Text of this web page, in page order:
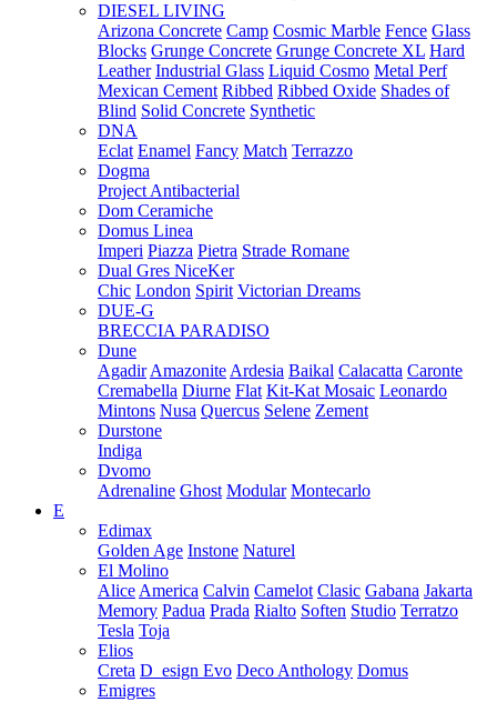
DIESEL LIVING
Arizona Concrete Camp Cosmic Marble Fence Glass
Blocks Grunge Concrete Grunge Concrete XL Hard
Leather Industrial Glass Liquid Cosmo Metal Perf
Mexican Cement Ribbed Ribbed Oxide Shades of
Blind Solid Concrete Synthetic
DNA
Eclat Enamel Fancy Match Terrazzo
Dogma
Project Antibacterial
Dom Ceramiche
Domus Linea
Imperi Piazza Pietra Strade Romane
Dual Gres NiceKer
Chic London Spirit Victorian Dreams
DUE-G
BRECCIA PARADISO
Dune
Agadir Amazonite Ardesia Baikal Calacatta Caronte
Cremabella Diurne Flat Kit-Kat Mosaic Leonardo
Mintons Nusa Quercus Selene Zement
Durstone
Indiga
Dvomo
Adrenaline Ghost Modular Montecarlo
E
Edimax
Golden Age Instone Naturel
El Molino
Alice America Calvin Camelot Clasic Gabana Jakarta
Memory Padua Prada Rialto Soften Studio Terratzo
Tesla Toja
Elios
Creta D_esign Evo Deco Anthology Domus
Emigres